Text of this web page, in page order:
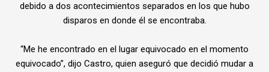
debido a dos acontecimientos separados en los que hubo
disparos en donde él se encontraba.
“Me he encontrado en el lugar equivocado en el momento
equivocado”, dijo Castro, quien aseguró que decidió mudar a